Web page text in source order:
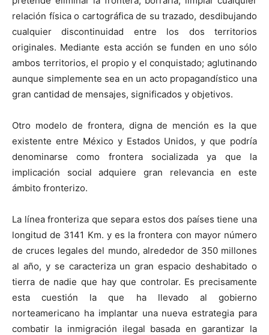
relación física o cartográfica de su trazado, desdibujando
cualquier discontinuidad entre los dos territorios
originales. Mediante esta acción se funden en uno sólo
ambos territorios, el propio y el conquistado; aglutinando
aunque simplemente sea en un acto propagandístico una
gran cantidad de mensajes, significados y objetivos.
Otro modelo de frontera, digna de mención es la que
existente entre México y Estados Unidos, y que podría
denominarse como frontera socializada ya que la
implicación social adquiere gran relevancia en este
ámbito fronterizo.
La línea fronteriza que separa estos dos países tiene una
longitud de 3141 Km. y es la frontera con mayor número
de cruces legales del mundo, alrededor de 350 millones
al año, y se caracteriza un gran espacio deshabitado o
tierra de nadie que hay que controlar. Es precisamente
esta cuestión la que ha llevado al gobierno
norteamericano ha implantar una nueva estrategia para
combatir la inmigración ilegal basada en garantizar la